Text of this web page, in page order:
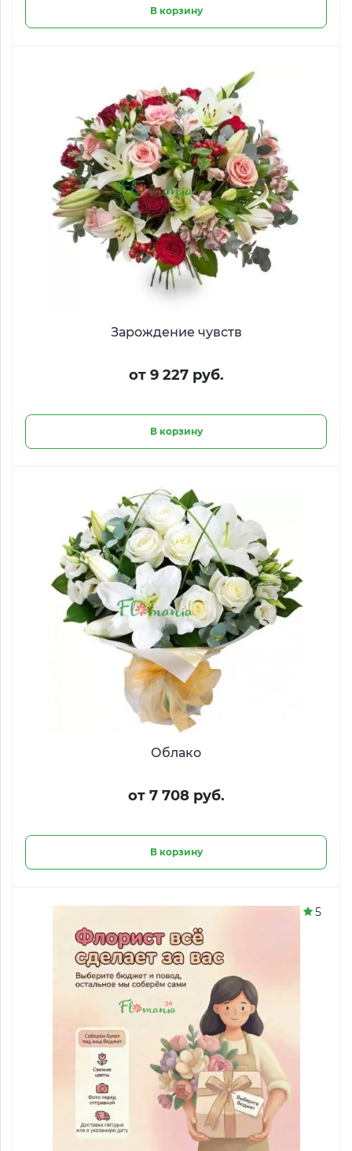
В корзину
Зарождение чувств
от 9 227 руб.
В корзину
Облако
от 7 708 руб.
В корзину
5